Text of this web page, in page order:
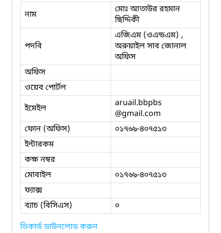
নাম
মোঃ আতাউর রহমান
ছিদ্দিকী
পদবি
এজিএম (ওএন্ডএম) ,
অরুয়াইল সাব জোনাল
অফিস
অফিস
ওয়েব পোর্টল
ইমেইল
aruail.bbpbs
@gmail.com
ফোন (অফিস)
০১৭৬৯-৪০৭৫১৩
ইন্টারকম
কক্ষ নম্বর
মোবাইল
০১৭৬৯-৪০৭৫১৩
ফ্যাক্স
ব্যাচ (বিসিএস)
০
ভিকার্ড ডাউনলোড করুন